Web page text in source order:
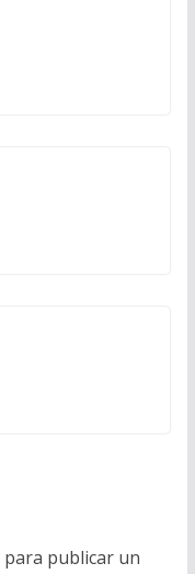
para publicar un